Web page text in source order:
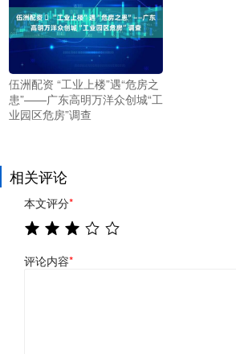
伍洲配资 ​“工业上楼”遇“危房之
患”——广东高明万洋众创城“工
业园区危房”调查
相关评论
本文评分*
评论内容*